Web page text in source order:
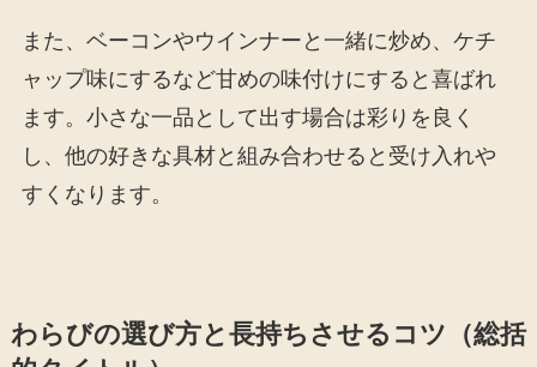
また、ベーコンやウインナーと一緒に炒め、ケチ
ャップ味にするなど甘めの味付けにすると喜ばれ
ます。小さな一品として出す場合は彩りを良く
し、他の好きな具材と組み合わせると受け入れや
すくなります。
わらびの選び方と長持ちさせるコツ（総括